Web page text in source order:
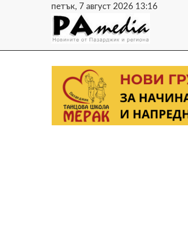
петък, 7 август 2026 13:16